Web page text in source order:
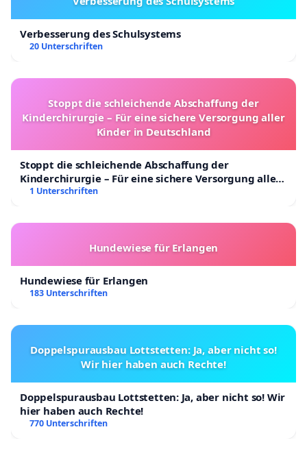
Verbesserung des Schulsystems
20 Unterschriften
Stoppt die schleichende Abschaffung der
Kinderchirurgie – Für eine sichere Versorgung aller
Kinder in Deutschland
Stoppt die schleichende Abschaffung der
Kinderchirurgie – Für eine sichere Versorgung aller
Kinder in Deutschland
1 Unterschriften
Hundewiese für Erlangen
Hundewiese für Erlangen
183 Unterschriften
Doppelspurausbau Lottstetten: Ja, aber nicht so!
Wir hier haben auch Rechte!
Doppelspurausbau Lottstetten: Ja, aber nicht so! Wir
hier haben auch Rechte!
770 Unterschriften